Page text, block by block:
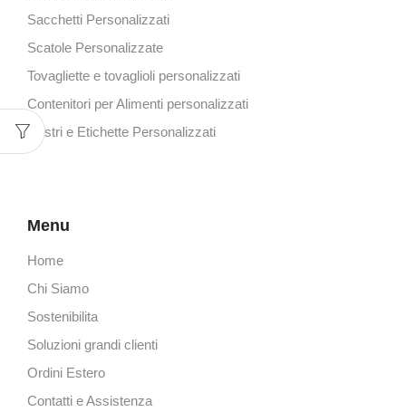
Sacchetti Personalizzati
Scatole Personalizzate
Tovagliette e tovaglioli personalizzati
Contenitori per Alimenti personalizzati
Nastri e Etichette Personalizzati
Menu
Home
Chi Siamo
Sostenibilita
Soluzioni grandi clienti
Ordini Estero
Contatti e Assistenza